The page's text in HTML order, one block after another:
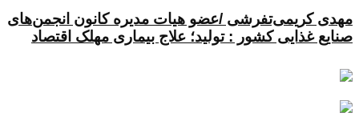
مهدی کریمی‌تفرشی /عضو هیات مدیره کانون انجمن‌های
صنایع غذایی کشور : تولید؛ علاج بیماری مهلک اقتصاد